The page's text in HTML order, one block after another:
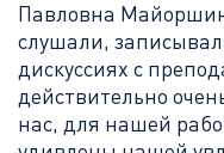
Павловна
слушали,
дискуссиях с
действительно
нас, для нашей